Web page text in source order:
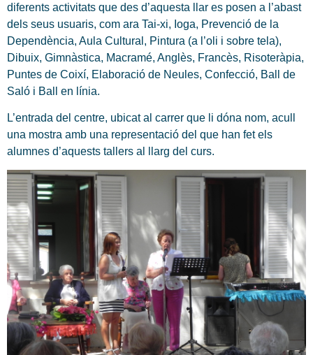
diferents activitats que des d’aquesta llar es posen a l’abast
dels seus usuaris, com ara Tai-xi, Ioga, Prevenció de la
Dependència, Aula Cultural, Pintura (a l’oli i sobre tela),
Dibuix, Gimnàstica, Macramé, Anglès, Francès, Risoteràpia,
Puntes de Coixí, Elaboració de Neules, Confecció, Ball de
Saló i Ball en línia.
L’entrada del centre, ubicat al carrer que li dóna nom, acull
una mostra amb una representació del que han fet els
alumnes d’aquests tallers al llarg del curs.